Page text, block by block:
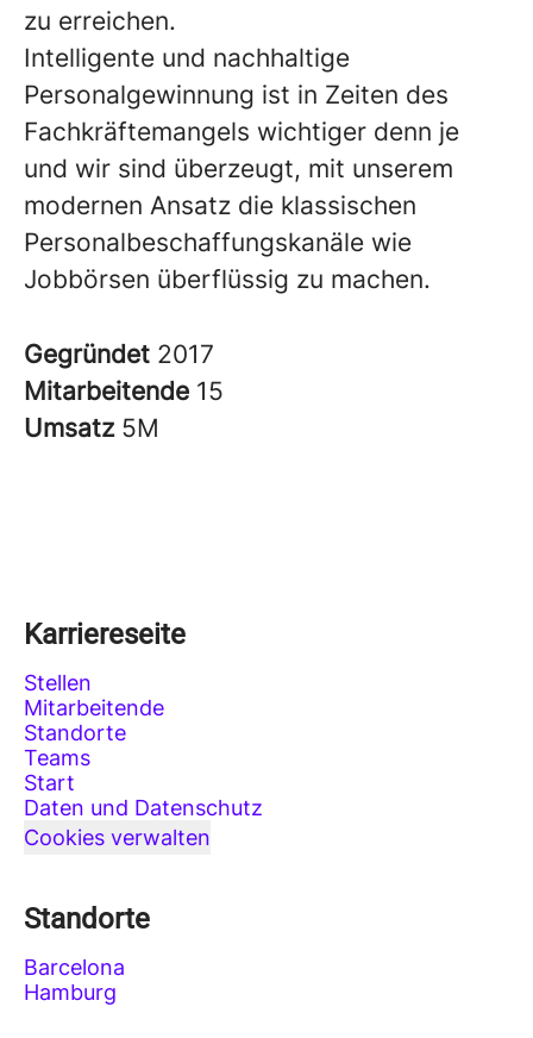
zu erreichen.
Intelligente und nachhaltige
Personalgewinnung ist in Zeiten des
Fachkräftemangels wichtiger denn je
und wir sind überzeugt, mit unserem
modernen Ansatz die klassischen
Personalbeschaffungskanäle wie
Jobbörsen überflüssig zu machen.
Gegründet 2017
Mitarbeitende 15
Umsatz 5M
Karriereseite
Stellen
Mitarbeitende
Standorte
Teams
Start
Daten und Datenschutz
Cookies verwalten
Standorte
Barcelona
Hamburg